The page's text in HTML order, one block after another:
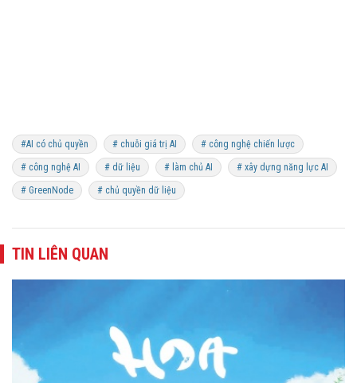
#AI có chủ quyền # chuỗi giá trị AI # công nghệ chiến lược
# công nghệ AI # dữ liệu # làm chủ AI # xây dựng năng lực AI
# GreenNode # chủ quyền dữ liệu
TIN LIÊN QUAN